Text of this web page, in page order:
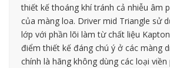
thiết kế thoáng khí tránh cả nhiễu âm
của màng loa. Driver mid Triangle sử
lớp với phần lõi làm từ chất liệu
điểm thiết kế đáng chú ý ở các màng
chính là hãng không dùng các loại